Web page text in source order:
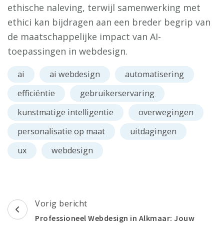
ethische naleving, terwijl samenwerking met
ethici kan bijdragen aan een breder begrip van
de maatschappelijke impact van AI-
toepassingen in webdesign.
ai ai webdesign
automatisering
efficiëntie
gebruikerservaring
kunstmatige intelligentie
overwegingen
personalisatie op maat
uitdagingen
ux
webdesign
Berichtnavigatie
Vorig bericht
Professioneel Webdesign in Alkmaar: Jouw